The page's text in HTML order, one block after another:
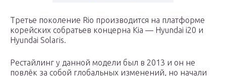
Третье поколение Rio производится на платформе
корейских собратьев концерна Kia — Hyundai i20 и
Hyundai Solaris.
Рестайлинг у данной модели был в 2013 и он не
повлёк за собой глобальных изменений, но начали